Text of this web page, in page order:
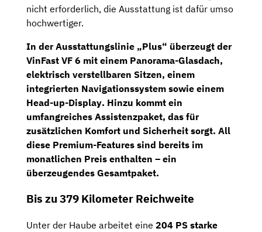
nicht erforderlich, die Ausstattung ist dafür umso
hochwertiger.
In derAusstattungslinie „Plus“ überzeugt der
VinFast VF 6 mit einem Panorama-Glasdach,
elektrisch verstellbaren Sitzen, einem
integrierten Navigationssystem sowie einem
Head-up-Display. Hinzu kommt ein
umfangreiches Assistenzpaket, das für
zusätzlichen Komfort und Sicherheit sorgt. All
diese Premium-Features sind bereits im
monatlichen Preis enthalten – ein
überzeugendes Gesamtpaket.
Bis zu 379 Kilometer Reichweite
Unter der Haube arbeitet eine 204 PS starke